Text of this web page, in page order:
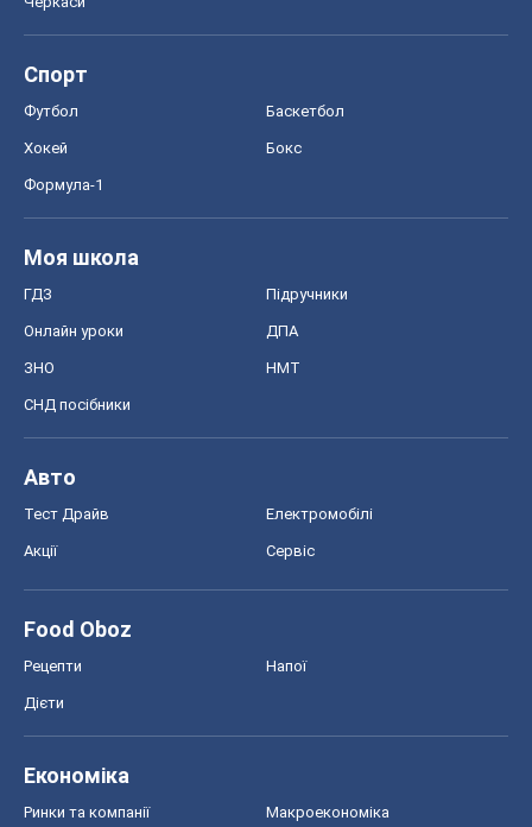
Спорт
Футбол Баскетбол
Хокей Бокс
Формула-1
Моя школа
ГДЗ Підручники
Онлайн уроки ДПА
ЗНО НМТ
СНД посібники
Авто
Тест Драйв Електромобілі
Акції Сервіс
Food Oboz
Рецепти Напої
Дієти
Економіка
Ринки та компанії Макроекономіка